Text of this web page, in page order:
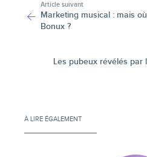
Article suivant
Marketing musical : mais
Bonux ?
Les pubeux révélés par
À LIRE ÉGALEMENT